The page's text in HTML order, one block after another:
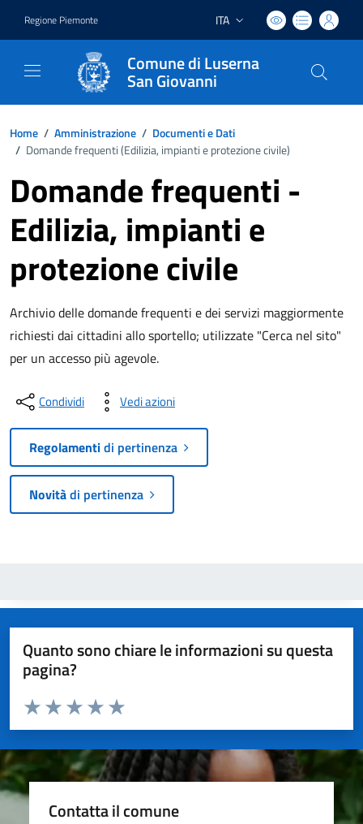
Regione Piemonte Lingua attiva:
ITA
Comune di Luserna
San Giovanni
Home / Amministrazione / Documenti e Dati
/ Domande frequenti (Edilizia, impianti e protezione civile)
Domande frequenti -
Edilizia, impianti e
protezione civile
Archivio delle domande frequenti e dei servizi maggiormente
richiesti dai cittadini allo sportello; utilizzate "Cerca nel sito"
per un accesso più agevole.
Condividi Vedi azioni
Regolamentidi pertinenza
Novitàdi pertinenza
Quanto sono chiare le informazioni su questa
pagina?
Valuta da 1 a 5 stelle la pagina
Valuta 5 stelle su 5
Valuta 4 stelle su 5
Valuta 3 stelle su 5
Valuta 2 stelle su 5
Valuta 1 stelle su 5
Contatta il comune